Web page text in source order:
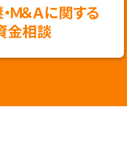
Ｍ＆Ａに関する
金相談